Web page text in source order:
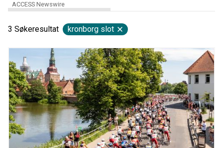
ACCESS Newswire
3 Søkeresultat kronborg slot